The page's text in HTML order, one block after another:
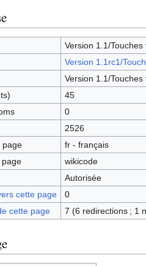
Version 1.1/Touches
Version 1.1rc1/
Version 1.1/Touches
45
0
2526
page
fr - français
wikicode
Autorisée
cette page
0
cette page
7 (6 redirections ; 1